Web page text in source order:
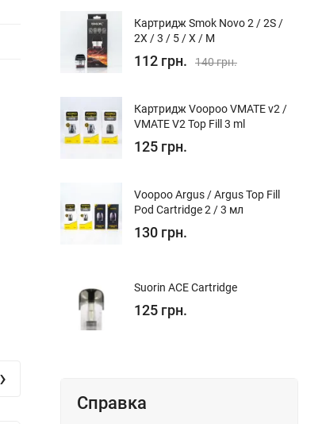
›
Картридж Smok Novo 2 / 2S /
2X / 3 / 5 / Х / M
112 грн. 140 грн.
Картридж Voopoo VMATE v2 /
VMATE V2 Top Fill 3 ml
125 грн.
Voopoo Argus / Argus Top Fill
Pod Cartridge 2 / 3 мл
130 грн.
Suorin ACE Cartridge
125 грн.
Справка